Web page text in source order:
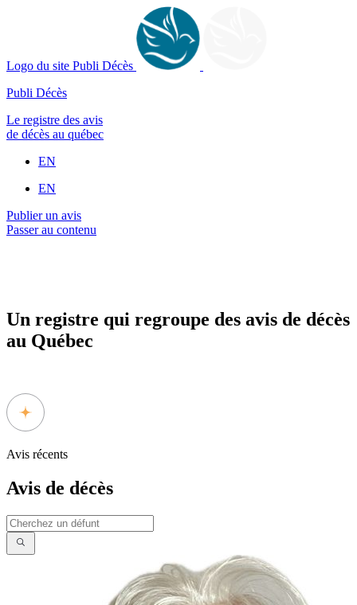
Logo du site Publi Décès
Publi Décès
Le registre des avis
de décès au québec
EN
EN
Publier un avis
Passer au contenu
Un registre qui regroupe des avis de décès
au Québec
Avis récents
Avis de décès